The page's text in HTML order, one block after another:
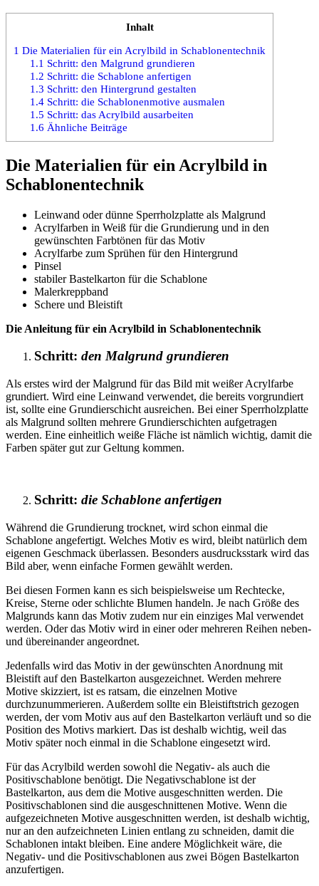
Inhalt
1 Die Materialien für ein Acrylbild in Schablonentechnik
1.1 Schritt: den Malgrund grundieren
1.2 Schritt: die Schablone anfertigen
1.3 Schritt: den Hintergrund gestalten
1.4Schritt: die Schablonenmotive ausmalen
1.5 Schritt: das Acrylbild ausarbeiten
1.6 Ähnliche Beiträge
Die Materialien für ein Acrylbild in
Schablonentechnik
Leinwand oder dünne Sperrholzplatte als Malgrund
Acrylfarben in Weiß für die Grundierung und in den
gewünschten Farbtönen für das Motiv
Acrylfarbe zum Sprühen für den Hintergrund
Pinsel
stabiler Bastelkarton für die Schablone
Malerkreppband
Schere und Bleistift
Die Anleitung für ein Acrylbild in Schablonentechnik
Schritt: den Malgrund grundieren
Als erstes wird der Malgrund für das Bild mit weißer Acrylfarbe
grundiert. Wird eine Leinwand verwendet, die bereits vorgrundiert
ist, sollte eine Grundierschicht ausreichen. Bei einer Sperrholzplatte
als Malgrund sollten mehrere Grundierschichten aufgetragen
werden. Eine einheitlich weiße Fläche ist nämlich wichtig, damit die
Farben später gut zur Geltung kommen.
Schritt: die Schablone anfertigen
Während die Grundierung trocknet, wird schon einmal die
Schablone angefertigt. Welches Motiv es wird, bleibt natürlich dem
eigenen Geschmack überlassen. Besonders ausdrucksstark wird das
Bild aber, wenn einfache Formen gewählt werden.
Bei diesen Formen kann es sich beispielsweise um Rechtecke,
Kreise, Sterne oder schlichte Blumen handeln. Je nach Größe des
Malgrunds kann das Motiv zudem nur ein einziges Mal verwendet
werden. Oder das Motiv wird in einer oder mehreren Reihen neben-
und übereinander angeordnet.
Jedenfalls wird das Motiv in der gewünschten Anordnung mit
Bleistift auf den Bastelkarton ausgezeichnet. Werden mehrere
Motive skizziert, ist es ratsam, die einzelnen Motive
durchzunummerieren. Außerdem sollte ein Bleistiftstrich gezogen
werden, der vom Motiv aus auf den Bastelkarton verläuft und so die
Position des Motivs markiert. Das ist deshalb wichtig, weil das
Motiv später noch einmal in die Schablone eingesetzt wird.
Für das Acrylbild werden sowohl die Negativ- als auch die
Positivschablone benötigt. Die Negativschablone ist der
Bastelkarton, aus dem die Motive ausgeschnitten werden. Die
Positivschablonen sind die ausgeschnittenen Motive. Wenn die
aufgezeichneten Motive ausgeschnitten werden, ist deshalb wichtig,
nur an den aufzeichneten Linien entlang zu schneiden, damit die
Schablonen intakt bleiben. Eine andere Möglichkeit wäre, die
Negativ- und die Positivschablonen aus zwei Bögen Bastelkarton
anzufertigen.